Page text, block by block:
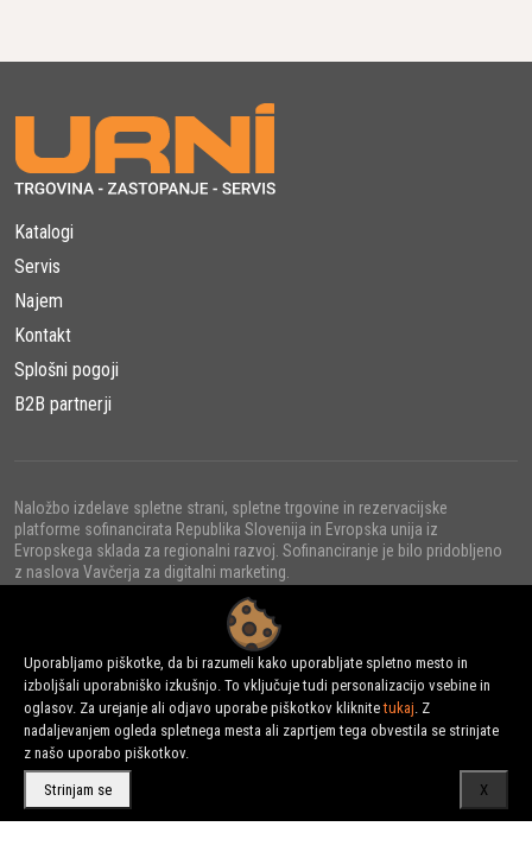
Uporabljamo piškotke, da bi razumeli kako uporabljate spletno mesto in
izboljšali uporabniško izkušnjo. To vključuje tudi personalizacijo vsebine in
oglasov. Za urejanje ali odjavo uporabe piškotkov kliknitetukaj. Z
nadaljevanjem ogleda spletnega mesta ali zaprtjem tega obvestila se strinjate
z našo uporabo piškotkov.
Strinjam se X
Katalogi
Servis
Najem
Kontakt
Splošni pogoji
B2B partnerji
Naložbo izdelave spletne strani, spletne trgovine in rezervacijske
platforme sofinancirata Republika Slovenija in Evropska unija iz
Evropskega sklada za regionalni razvoj. Sofinanciranje je bilo pridobljeno
z naslova Vavčerja za digitalni marketing.
© 2022 - URNI d.o.o., Vse pravice pridržane.